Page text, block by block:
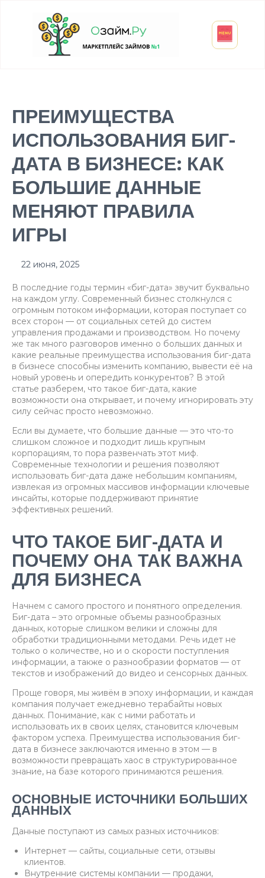
ПРЕИМУЩЕСТВА
ИСПОЛЬЗОВАНИЯ БИГ-
ДАТА В БИЗНЕСЕ: КАК
БОЛЬШИЕ ДАННЫЕ
МЕНЯЮТ ПРАВИЛА
ИГРЫ
22 июня, 2025
В последние годы термин «биг-дата» звучит буквально
на каждом углу. Современный бизнес столкнулся с
огромным потоком информации, которая поступает со
всех сторон — от социальных сетей до систем
управления продажами и производством. Но почему
же так много разговоров именно о больших данных и
какие реальные преимущества использования биг-дата
в бизнесе способны изменить компанию, вывести её на
новый уровень и опередить конкурентов? В этой
статье разберем, что такое биг-дата, какие
возможности она открывает, и почему игнорировать эту
силу сейчас просто невозможно.
Если вы думаете, что большие данные — это что-то
слишком сложное и подходит лишь крупным
корпорациям, то пора развенчать этот миф.
Современные технологии и решения позволяют
использовать биг-дата даже небольшим компаниям,
извлекая из огромных массивов информации ключевые
инсайты, которые поддерживают принятие
эффективных решений.
ЧТО ТАКОЕ БИГ-ДАТА И
ПОЧЕМУ ОНА ТАК ВАЖНА
ДЛЯ БИЗНЕСА
Начнем с самого простого и понятного определения.
Биг-дата – это огромные объемы разнообразных
данных, которые слишком велики и сложны для
обработки традиционными методами. Речь идет не
только о количестве, но и о скорости поступления
информации, а также о разнообразии форматов — от
текстов и изображений до видео и сенсорных данных.
Проще говоря, мы живём в эпоху информации, и каждая
компания получает ежедневно терабайты новых
данных. Понимание, как с ними работать и
использовать их в своих целях, становится ключевым
фактором успеха. Преимущества использования биг-
дата в бизнесе заключаются именно в этом — в
возможности превращать хаос в структурированное
знание, на базе которого принимаются решения.
ОСНОВНЫЕ ИСТОЧНИКИ БОЛЬШИХ
ДАННЫХ
Данные поступают из самых разных источников:
Интернет — сайты, социальные сети, отзывы
клиентов.
Внутренние системы компании — продажи,